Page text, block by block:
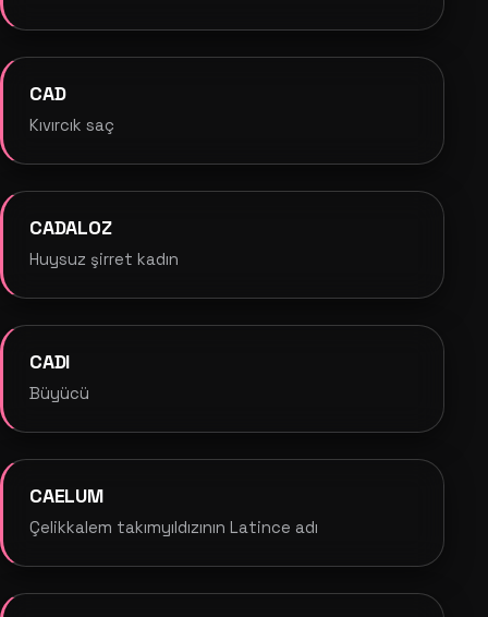
CAD
Kıvırcık saç
CADALOZ
Huysuz şirret kadın
CADI
Büyücü
CAELUM
Çelikkalem takımyıldızının Latince adı